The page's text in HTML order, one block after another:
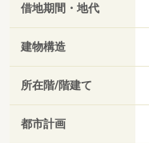
借地期間・地代
建物構造
所在階/階建て
都市計画